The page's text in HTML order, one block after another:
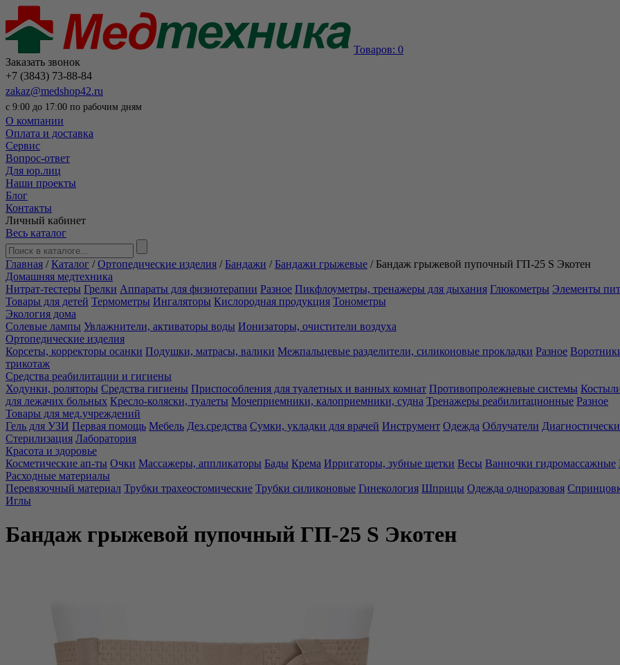
Товаров: 0
Заказать звонок
+7 (3843) 73-88-84
zakaz@medshop42.ru
с 9:00 до 17:00 по рабочим дням
О компании
Оплата и доставка
Сервис
Вопрос-ответ
Для юр.лиц
Наши проекты
Блог
Контакты
Личный кабинет
Весь каталог
Главная /Каталог /Ортопедические изделия / Бандажи / Бандажи грыжевые / Бандаж грыжевой пупочный ГП-25 S Экотен
Домашняя медтехника
Нитрат-тестеры Грелки Аппараты для физиотерапии Разное Пикфлоуметры, тренажеры для дыхания Глюкометры Элементы
Товары для детей Термометры Ингаляторы Кислородная продукция Тонометры
Экология дома
Солевые лампы Увлажнители, активаторы воды Ионизаторы, очистители воздуха
Ортопедические изделия
Корсеты, корректоры осанки Подушки, матрасы, валики Межпальцевые разделители, силиконовые прокладки Разное
трикотаж
Средства реабилитации и гигиены
Ходунки, роляторы Средства гигиены Приспособления для туалетных и ванных комнат Противопролежневые системы
для лежачих больных Кресло-коляски, туалеты Мочеприемники, калоприемники, судна Тренажеры реабилитационные Разное
Товары для мед.учреждений
Гель для УЗИ Первая помощь Мебель Дез.средства Сумки, укладки для врачей Инструмент Одежда Облучатели
Стерилизация Лаборатория
Красота и здоровье
Косметические ап-ты Очки Массажеры, аппликаторы Бады Крема Ирригаторы, зубные щетки Весы Ванночки гидромассажные
Расходные материалы
Перевязочный материал Трубки трахеостомические Трубки силиконовые Гинекология Шприцы Одежда одноразовая
Иглы
Бандаж грыжевой пупочный ГП-25 S Экотен